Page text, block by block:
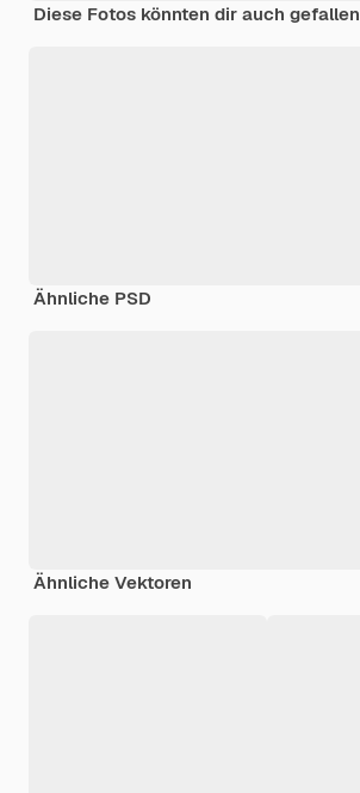
Diese Fotos könnten dir auch gefallen
Ähnliche PSD
Ähnliche Vektoren